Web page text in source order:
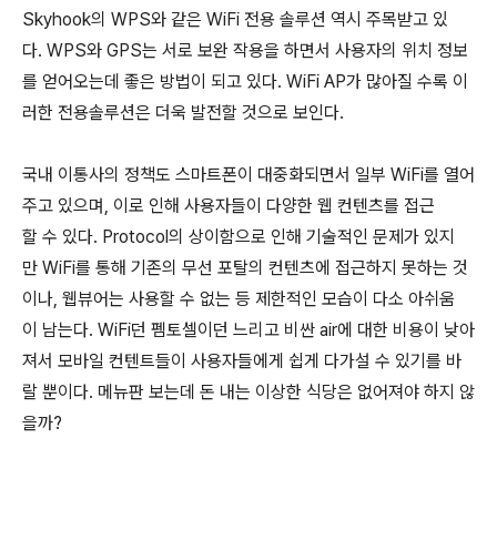
Skyhook의 WPS와 같은 WiFi 전용 솔루션 역시 주목받고 있
다. WPS와 GPS는 서로 보완 작용을 하면서 사용자의 위치 정보
를 얻어오는데 좋은 방법이 되고 있다. WiFi AP가 많아질 수록 이
러한 전용솔루션은 더욱 발전할 것으로 보인다.
국내 이통사의 정책도 스마트폰이 대중화되면서 일부 WiFi를 열어
주고 있으며, 이로 인해 사용자들이 다양한 웹 컨텐츠를 접근
할 수 있다. Protocol의 상이함으로 인해 기술적인 문제가 있지
만 WiFi를 통해 기존의 무선 포탈의 컨텐츠에 접근하지 못하는 것
이나, 웹뷰어는 사용할 수 없는 등 제한적인 모습이 다소 아쉬움
이 남는다. WiFi던 펨토셀이던 느리고 비싼 air에 대한 비용이 낮아
져서 모바일 컨텐트들이 사용자들에게 쉽게 다가설 수 있기를 바
랄 뿐이다. 메뉴판 보는데 돈 내는 이상한 식당은 없어져야 하지 않
을까?